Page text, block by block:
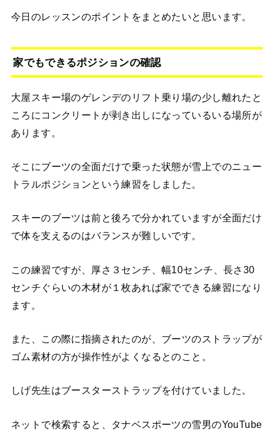
今日のレッスンのポイントをまとめたいと思います。
家でもできるポジションの確認
大屋スキー場のゲレンデのリフト乗り場の少し離れたと
ころにコンクリートが剥き出しになっているいる場所が
あります。
そこにブーツの全面だけで乗った状態が雪上でのニュー
トラルポジションという練習をしました。
スキーのブーツは前と後ろで分かれていますが全面だけ
で体を支えるのはバランスが難しいです。
この練習ですが、厚さ３センチ、幅10センチ、長さ30
センチぐらいの木材が１枚あれば家でできる練習になり
ます。
また、この際に指摘されたのが、ブーツのストラップが
ゴム素材の方が操作性がよくなるとのこと。
しげ先生はブースターストラップを付けていました。
ネットで検索すると、タナベスポーツの雪男のYouTube